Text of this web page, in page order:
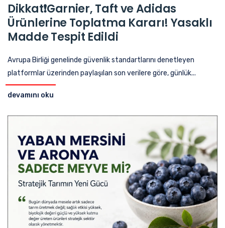
Dikkat❗Garnier, Taft ve Adidas
Ürünlerine Toplatma Kararı! Yasaklı
Madde Tespit Edildi
Avrupa Birliği genelinde güvenlik standartlarını denetleyen
platformlar üzerinden paylaşılan son verilere göre, günlük...
devamını oku